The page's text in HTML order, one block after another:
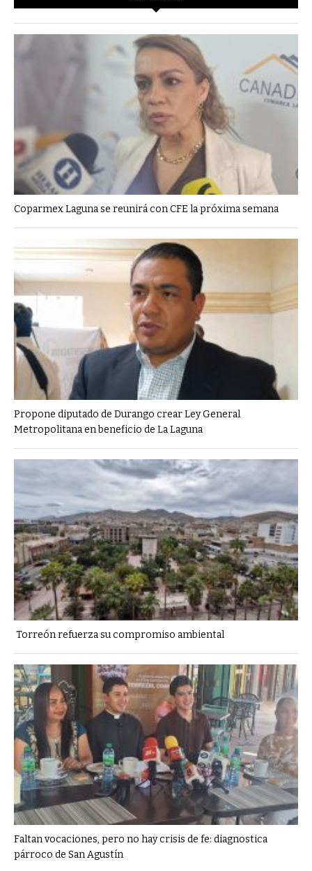
Coparmex Laguna se reunirá con CFE la próxima semana
Propone diputado de Durango crear Ley General
Metropolitana en beneficio de La Laguna
Torreón refuerza su compromiso ambiental
Faltan vocaciones, pero no hay crisis de fe: diagnostica
párroco de San Agustín